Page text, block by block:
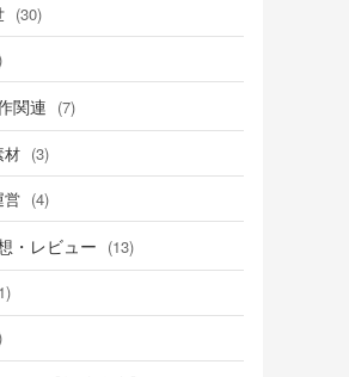
(30)
関連 (7)
材 (3)
営 (4)
・レビュー (13)